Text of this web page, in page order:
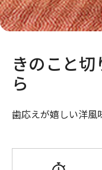
きのこと
ら
歯応えが嬉しい洋風